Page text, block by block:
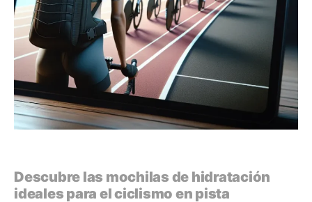
Descubre las mochilas de hidratación
ideales para el ciclismo en pista